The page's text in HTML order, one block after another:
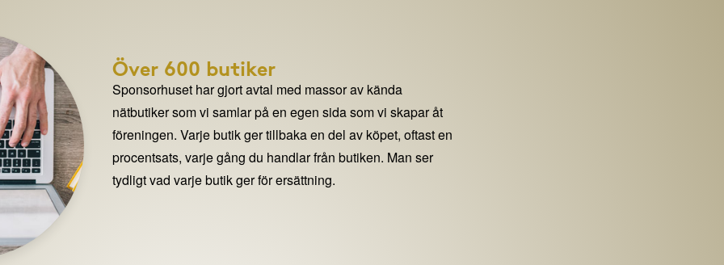
Över 600 butiker
Sponsorhuset har gjort avtal med massor av kända
nätbutiker som vi samlar på en egen sida som vi skapar åt
föreningen. Varje butik ger tillbaka en del av köpet, oftast en
procentsats, varje gång du handlar från butiken. Man ser
tydligt vad varje butik ger för ersättning.